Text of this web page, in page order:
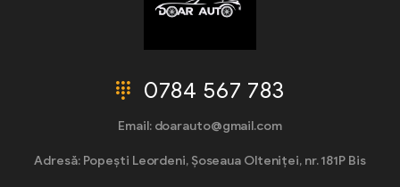
0784 567 783
Email: doarauto@gmail.com
Adresă: Popești Leordeni, Șoseaua Olteniței, nr. 181P Bis